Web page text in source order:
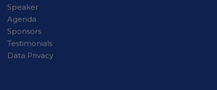
Speaker
Agenda
Sponsors
Testimonials
Data Privacy